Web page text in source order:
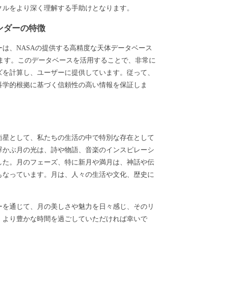
をより深く理解する手助けとなります。
ダーの特徴
、NASAの提供する高精度な天体データベース
す。このデータベースを活用することで、非常に
計算し、ユーザーに提供しています。従って、
的根拠に基づく信頼性の高い情報を保証しま
として、私たちの生活の中で特別な存在として
ぶ月の光は、詩や物語、音楽のインスピレーシ
た。月のフェーズ、特に新月や満月は、神話や伝
っています。月は、人々の生活や文化、歴史に
通じて、月の美しさや魅力を日々感じ、そのリ
り豊かな時間を過ごしていただければ幸いで